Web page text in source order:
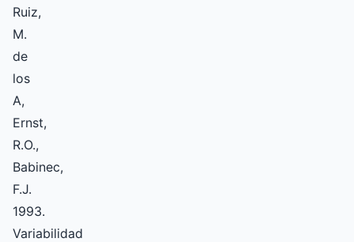
Ruiz,
M.
de
los
A,
Ernst,
R.O.,
Babinec,
F.J.
1993.
Variabilidad